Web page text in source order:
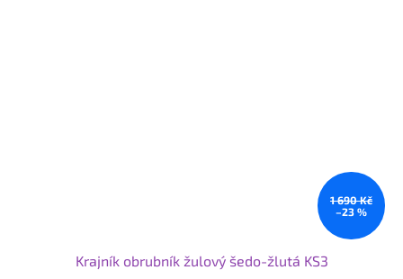
1 690 Kč
–23 %
Krajník obrubník žulový šedo-žlutá KS3